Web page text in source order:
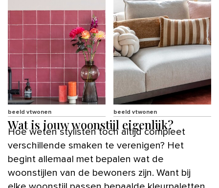
beeld vtwonen beeld vtwonen
Wat is jouw woonstijl eigenlijk?
Hoe weten stylisten toch altijd compleet
verschillende smaken te verenigen? Het
begint allemaal met bepalen wat de
woonstijlen van de bewoners zijn. Want bij